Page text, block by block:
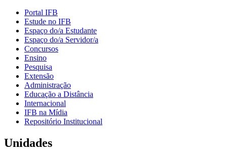
Portal IFB
Estude no IFB
Espaço do/a Estudante
Espaço do/a Servidor/a
Concursos
Ensino
Pesquisa
Extensão
Administração
Educação a Distância
Internacional
IFB na Mídia
Repositório Institucional
Unidades